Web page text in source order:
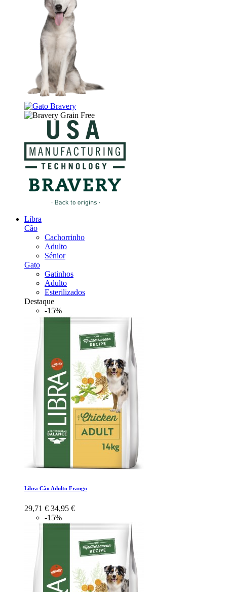
Libra
Cão
Cachorrinho
Adulto
Sénior
Gato
Gatinhos
Adulto
Esterilizados
Destaque
-15%
Libra Cão Adulto Frango
29,71 € 34,95 €
-15%